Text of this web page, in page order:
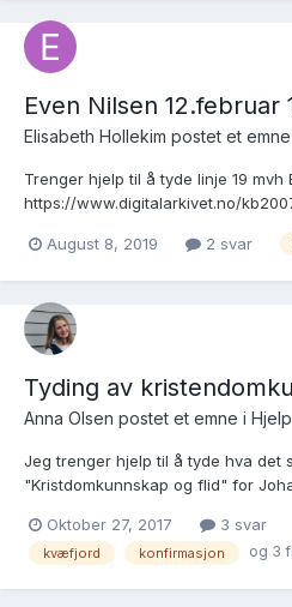
Even Nilsen 12.februar
Elisabeth Hollekim postet et
Trenger hjelp til å tyde linje 19 mvh
https://www.digitalarkivet.no/
August 8, 2019
2 svar
Tyding av
Anna Olsen postet et emne i
Jeg trenger hjelp til å tyde hva det
"Kristdomkunnskap og flid" for
Klokkerbok nr.3, Kvæfjord
Oktober 27, 2017 3 svar
kvæfjord konfirmasjon og 3